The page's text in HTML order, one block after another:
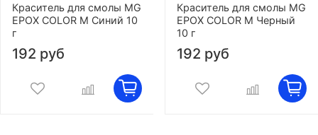
Краситель для смолы MG
EPOX COLOR M Синий 10
г
192 руб
Краситель для смолы MG
EPOX COLOR M Черный
10 г
192 руб